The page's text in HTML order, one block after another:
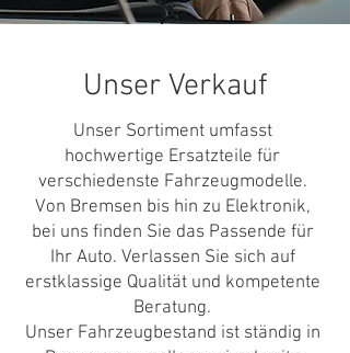
Unser Verkauf
Unser Sortiment umfasst
hochwertige Ersatzteile für
verschiedenste Fahrzeugmodelle.
Von Bremsen bis hin zu Elektronik,
bei uns finden Sie das Passende für
Ihr Auto. Verlassen Sie sich auf
erstklassige Qualität und kompetente
Beratung.
Unser Fahrzeugbestand ist ständig in